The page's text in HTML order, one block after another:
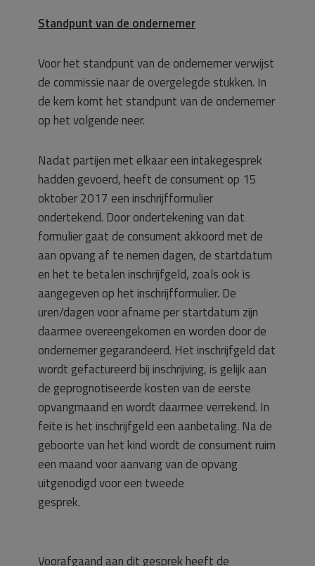
Standpunt van de ondernemer
Voor het standpunt van de ondernemer verwijst
de commissie naar de overgelegde stukken. In
de kern komt het standpunt van de ondernemer
op het volgende neer.
Nadat partijen met elkaar een intakegesprek
hadden gevoerd, heeft de consument op 15
oktober 2017 een inschrijfformulier
ondertekend. Door ondertekening van dat
formulier gaat de consument akkoord met de
aan opvang af te nemen dagen, de startdatum
en het te betalen inschrijfgeld, zoals ook is
aangegeven op het inschrijfformulier. De
uren/dagen voor afname per startdatum zijn
daarmee overeengekomen en worden door de
ondernemer gegarandeerd. Het inschrijfgeld dat
wordt gefactureerd bij inschrijving, is gelijk aan
de geprognotiseerde kosten van de eerste
opvangmaand en wordt daarmee verrekend. In
feite is het inschrijfgeld een aanbetaling. Na de
geboorte van het kind wordt de consument ruim
een maand voor aanvang van de opvang
uitgenodigd voor een tweede
gesprek.
Voorafgaand aan dit gesprek heeft de